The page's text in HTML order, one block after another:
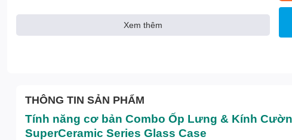
Xem thêm
THÔNG TIN SẢN PHẨM
Tính năng cơ bản Combo Ốp Lưng & Kính
SuperCeramic Series Glass Case